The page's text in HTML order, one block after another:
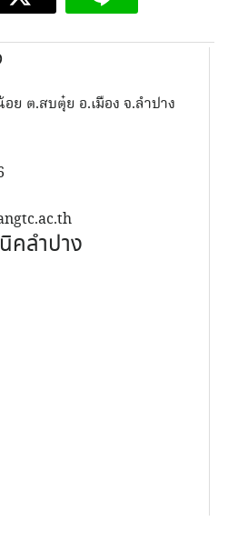
ย ต.สบตุ๋ย อ.เมือง จ.ลำปาง
คลำปาง